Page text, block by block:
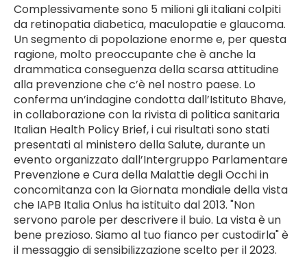
Complessivamente sono 5 milioni gli italiani colpiti
da retinopatia diabetica, maculopatie e glaucoma.
Un segmento di popolazione enorme e, per questa
ragione, molto preoccupante che è anche la
drammatica conseguenza della scarsa attitudine
alla prevenzione che c’è nel nostro paese. Lo
conferma un’indagine condotta dall’Istituto Bhave,
in collaborazione con la rivista di politica sanitaria
Italian Health Policy Brief, i cui risultati sono stati
presentati al ministero della Salute, durante un
evento organizzato dall’Intergruppo Parlamentare
Prevenzione e Cura della Malattie degli Occhi in
concomitanza con la Giornata mondiale della vista
che IAPB Italia Onlus ha istituito dal 2013. "Non
servono parole per descrivere il buio. La vista è un
bene prezioso. Siamo al tuo fianco per custodirla" è
il messaggio di sensibilizzazione scelto per il 2023.